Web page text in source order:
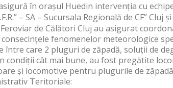
în orașul Huedin intervenția cu
– SA – Sucursala Regională de CF” Cluj
de Călători Cluj au asigurat
fenomenelor meteorologice
între care 2 pluguri de zăpadă, soluții de
condiții cât mai bune, au fost pregătite
și locomotive pentru plugurile de zăpadă
Teritoriale: